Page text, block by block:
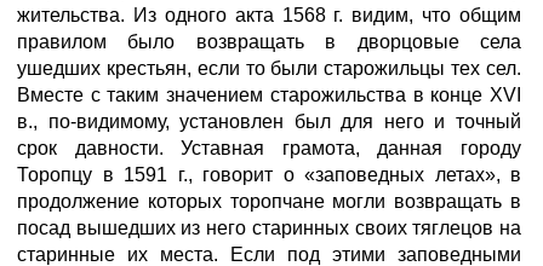
жительства. Из одного акта 1568 г. видим, что общим
правилом было возвращать в дворцовые села
ушедших крестьян, если то были старожильцы тех сел.
Вместе с таким значением старожильства в конце XVI
в., по-видимому, установлен был для него и точный
срок давности. Уставная грамота, данная городу
Торопцу в 1591 г., говорит о «заповедных летах», в
продолжение которых торопчане могли возвращать в
посад вышедших из него старинных своих тяглецов на
старинные их места. Если под этими заповедными